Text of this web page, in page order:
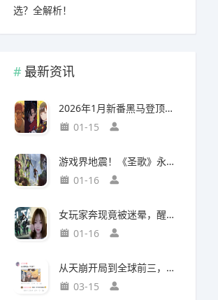
选？全解析！
最新资讯
2026年1月新番黑马登顶，竟然力压《咒术回战》拿下第一
01-15
游戏界地震！《圣歌》永久停服，《生化9》海报震撼亮相
01-16
女玩家奔现竟被迷晕，醒来后价值千万的游戏装备不翼而飞
01-16
从天崩开局到全球前三，这还是我认识的“少前2”？
03-15